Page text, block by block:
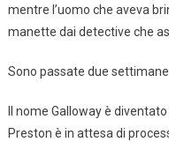
mentre l’uomo che aveva
manette dai detective che
Sono passate due
Il nome Galloway è
Preston è in attesa di